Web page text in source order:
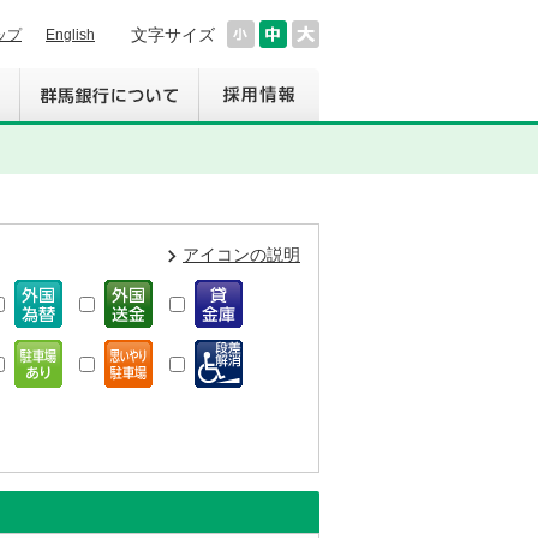
プ English 文字サイズ
アイコンの説明